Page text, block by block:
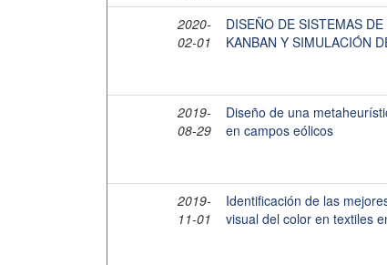
2020-
02-01
DISEÑO DE SISTEMAS
KANBAN Y SIMULACIÓN
2019-
08-29
Diseño de una
en campos eólicos
2019-
11-01
Identificación de las
visual del color en textiles